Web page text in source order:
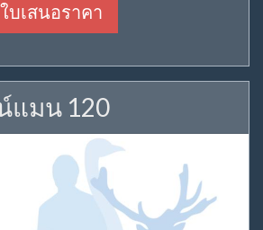
บเสนอราคา
แมน 120